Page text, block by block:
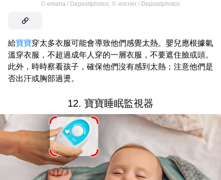
© emaria / Depositphotos, © encrier / Depositphotos
給寶寶穿太多衣服可能會導致他們感覺太熱。嬰兒應根據氣
溫穿衣服，不超過成年人穿的一層衣服，不要遮住臉或頭。
此外，時時察看孩子，確保他們沒有感到太熱；注意他們是
否出汗或胸部過燙。
12. 寶寶睡眠監視器